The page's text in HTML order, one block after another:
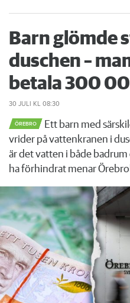
Barn glömde
duschen –
betala 300
30 JULI KL 08:30
ÖREBRO
Ett barn med
vrider på vattenkranen i
är det vatten i både
ha förhindrat menar